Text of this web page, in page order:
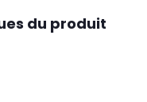
du produit